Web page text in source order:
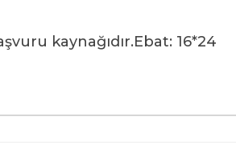
kaynağıdır.Ebat: 16*24